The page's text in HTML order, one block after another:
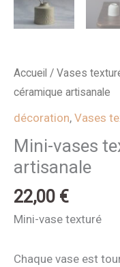
Accueil / Vases
céramique artisanale
décoration, Vases
Mini-vases
artisanale
22,00 €
Mini-vase texturé
Chaque vase est